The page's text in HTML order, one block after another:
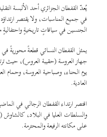
يُعدّ القفطان الجزائري أحد الألبسة
في جميع المناسبات، ولا يقتصر
الجنسين في سياقاتٍ تاريخيةٍ
يمثل القفطان النسائي قطعةً محوريةً في
جهاز العروسة (حقيبة العروس)، حيث
يوم الحناء، وصباحية العروسة، وحمام
العادية.
اقتصر ارتداء القفطان الرجالي في
والسلطات العليا في البلاد، كالشاوش
على مكانته الرفيعة والمحترمة.